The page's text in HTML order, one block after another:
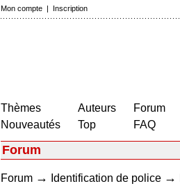
Mon compte | Inscription
Thèmes
Nouveautés
Auteurs
Top
Forum
FAQ
Forum
Forum → Identification de police →